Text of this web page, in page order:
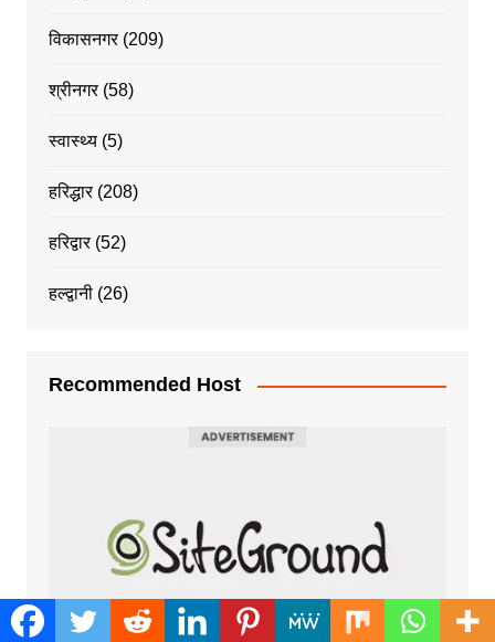
विकासनगर(209)
श्रीनगर(58)
स्वास्थ्य(5)
हरिद्धार(208)
हरिद्वार(52)
हल्द्वानी(26)
Recommended Host